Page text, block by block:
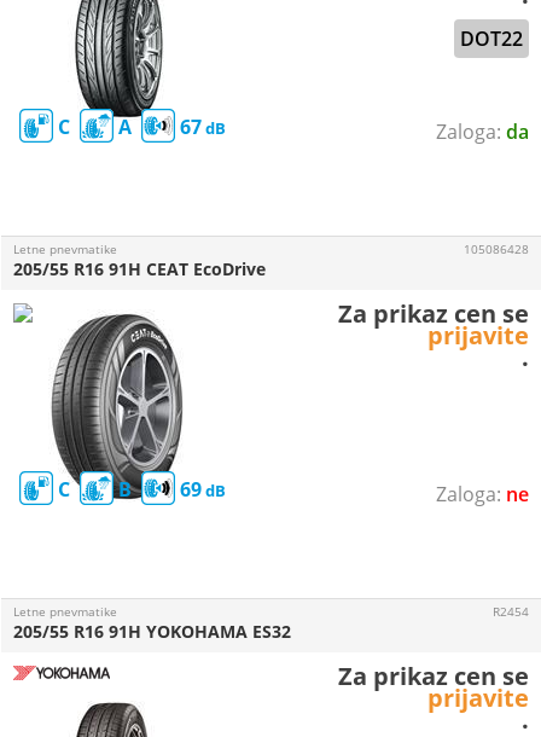
da
C A 67
DOT22
ne
Letne pnevmatike
C B 69
205/55 R16 91H CEAT EcoDrive
105086428
Za prikaz cen se
prijavite
.
Letne pnevmatike
205/55 R16 91H YOKOHAMA ES32
R2454
Za prikaz cen se
prijavite
.